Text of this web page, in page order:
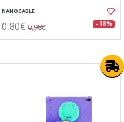
NANOCABLE
0,80€ 0,98€ - 18%